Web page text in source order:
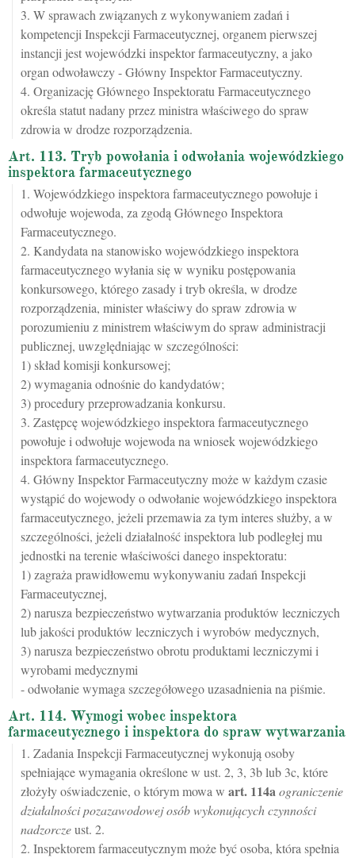
3. W sprawach związanych z wykonywaniem zadań i
kompetencji Inspekcji Farmaceutycznej, organem pierwszej
instancji jest wojewódzki inspektor farmaceutyczny, a jako
organ odwoławczy - Główny Inspektor Farmaceutyczny.
4. Organizację Głównego Inspektoratu Farmaceutycznego
określa statut nadany przez ministra właściwego do spraw
zdrowia w drodze rozporządzenia.
Art. 113. Tryb powołania i odwołania wojewódzkiego
inspektora farmaceutycznego
1. Wojewódzkiego inspektora farmaceutycznego powołuje i
odwołuje wojewoda, za zgodą Głównego Inspektora
Farmaceutycznego.
2. Kandydata na stanowisko wojewódzkiego inspektora
farmaceutycznego wyłania się w wyniku postępowania
konkursowego, którego zasady i tryb określa, w drodze
rozporządzenia, minister właściwy do spraw zdrowia w
porozumieniu z ministrem właściwym do spraw administracji
publicznej, uwzględniając w szczególności:
1) skład komisji konkursowej;
2) wymagania odnośnie do kandydatów;
3) procedury przeprowadzania konkursu.
3. Zastępcę wojewódzkiego inspektora farmaceutycznego
powołuje i odwołuje wojewoda na wniosek wojewódzkiego
inspektora farmaceutycznego.
4. Główny Inspektor Farmaceutyczny może w każdym czasie
wystąpić do wojewody o odwołanie wojewódzkiego inspektora
farmaceutycznego, jeżeli przemawia za tym interes służby, a w
szczególności, jeżeli działalność inspektora lub podległej mu
jednostki na terenie właściwości danego inspektoratu:
1) zagraża prawidłowemu wykonywaniu zadań Inspekcji
Farmaceutycznej,
2) narusza bezpieczeństwo wytwarzania produktów leczniczych
lub jakości produktów leczniczych i wyrobów medycznych,
3) narusza bezpieczeństwo obrotu produktami leczniczymi i
wyrobami medycznymi
- odwołanie wymaga szczegółowego uzasadnienia na piśmie.
Art. 114. Wymogi wobec inspektora
farmaceutycznego i inspektora do spraw wytwarzania
1. Zadania Inspekcji Farmaceutycznej wykonują osoby
spełniające wymagania określone w ust. 2, 3, 3b lub 3c, które
złożyły oświadczenie, o którym mowa w art. 114aograniczenie
działalności pozazawodowej osób wykonujących czynności
nadzorczeust. 2.
2. Inspektorem farmaceutycznym może być osoba, która spełnia